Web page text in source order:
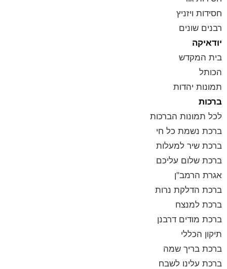
חסידות ויזניץ
רבנים שונים
יודאיקה
בית המקדש
הכותל
תמונות יהדות
ברכות
לכל תמונות הברכות
ברכת נשמת כל חי
ברכת שיר למעלות
ברכת שלום עליכם
אגרת הרמב"ן
ברכת הדלקת נרות
ברכת למנצח
ברכת מודים דרבנן
תיקון הכללי
ברכת בריך שמה
ברכת עלינו לשבח